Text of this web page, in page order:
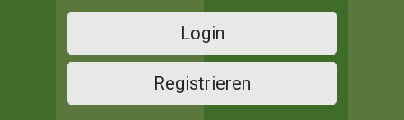
Login
Registrieren